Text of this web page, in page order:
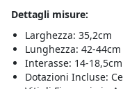
Dettagli misure:
Larghezza: 35,2cm
Lunghezza: 42-44cm
Interasse: 14-18,5cm
Dotazioni Incluse: